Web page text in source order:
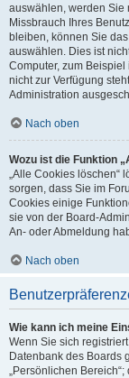
auswählen, werden Sie
Missbrauch Ihres
bleiben, können Sie
auswählen. Dies ist
Computer, zum
nicht zur Verfügung
Administration
Nach oben
Wozu ist die Funktion
„Alle Cookies löschen“
sorgen, dass Sie im
Cookies einige
sie von der Board-
An- oder Abmeldung
Nach oben
Wie kann ich meine
Wenn Sie sich
Datenbank des Boards
„Persönlichen